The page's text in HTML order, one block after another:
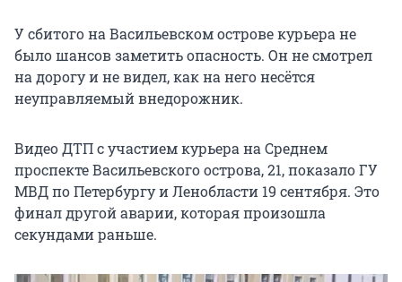
У сбитого на Васильевском острове курьера не
было шансов заметить опасность. Он не смотрел
на дорогу и не видел, как на него несётся
неуправляемый внедорожник.
Видео ДТП с участием курьера на Среднем
проспекте Васильевского острова, 21, показало ГУ
МВД по Петербургу и Ленобласти 19 сентября. Это
финал другой аварии, которая произошла
секундами раньше.